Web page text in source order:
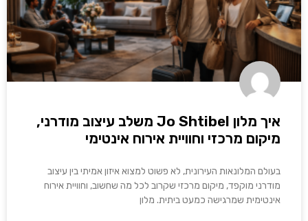
איך מלון Jo Shtibel משלב עיצוב מודרני,
מיקום מרכזי וחוויית אירוח אינטימי
בעולם המלונאות העירונית, לא פשוט למצוא איזון אמיתי בין עיצוב
מודרני מוקפד, מיקום מרכזי שקרוב לכל מה שחשוב, וחוויית אירוח
אינטימית שמרגישה כמעט ביתית. מלון